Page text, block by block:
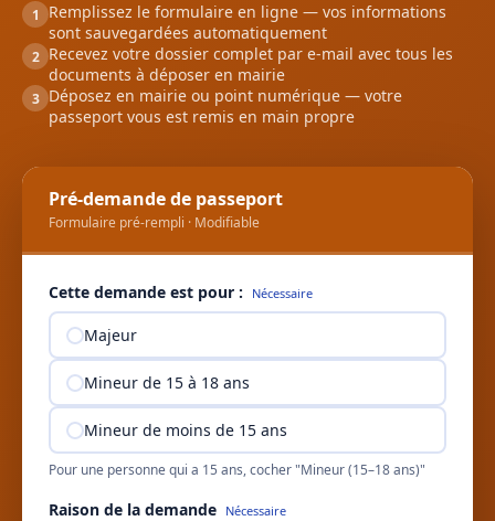
1
Remplissez le formulaire en ligne — vos informations
sont sauvegardées automatiquement
2 Recevez votre dossier complet par e-mail avec tous les
documents à déposer en mairie
3 Déposez en mairie ou point numérique — votre
passeport vous est remis en main propre
Pré-demande de passeport
Formulaire pré-rempli · Modifiable
Cette demande est pour : Nécessaire
Majeur
Mineur de 15 à 18 ans
Mineur de moins de 15 ans
Pour une personne qui a 15 ans, cocher "Mineur (15–18 ans)"
Raison de la demande Nécessaire